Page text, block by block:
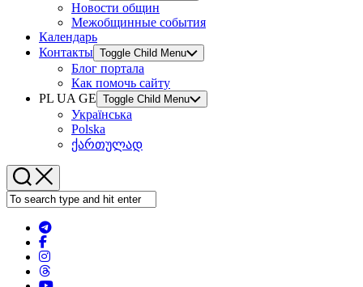
Новости общин
Межобщинные события
Календарь
Контакты Toggle Child Menu
Блог портала
Как помочь сайту
PL UA GE Toggle Child Menu
Українська
Polska
ქართულად